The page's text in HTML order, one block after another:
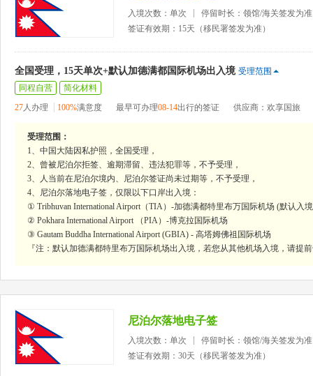
入境次数：单次
停留时长：领馆/海关签发为准
签证有效期：15天（移民署签发为准）
全国受理，15天单次+默认加德满都国际机场出入境 受理范围
同程自营
简化材料
27人办理 100%满意度 最早可办理08-14出行的签证 供应商：欢享国旅
受理范围：
1、中国大陆因私护照，全国受理，
2、曾被尼泊尔拒签、逾期滞留、违法犯罪等，不予受理，
3、人当前在尼泊尔境内、尼泊尔签证尚未过期等，不予受理，
4、尼泊尔落地电子签，仅限以下口岸出入境：
① Tribhuvan International Airport（TIA）-加德满都特里布万国际机场 (默认入
② Pokhara International Airport （PIA）-博克拉国际机场
③ Gautam Buddha International Airport (GBIA) - 高塔姆佛祖国际机场
『注：默认加德满都特里布万国际机场出入境，若您从其他机场入境，请提
尼泊尔落地电子签
入境次数：单次
停留时长：领馆/海关签发为准
签证有效期：30天（移民署签发为准）